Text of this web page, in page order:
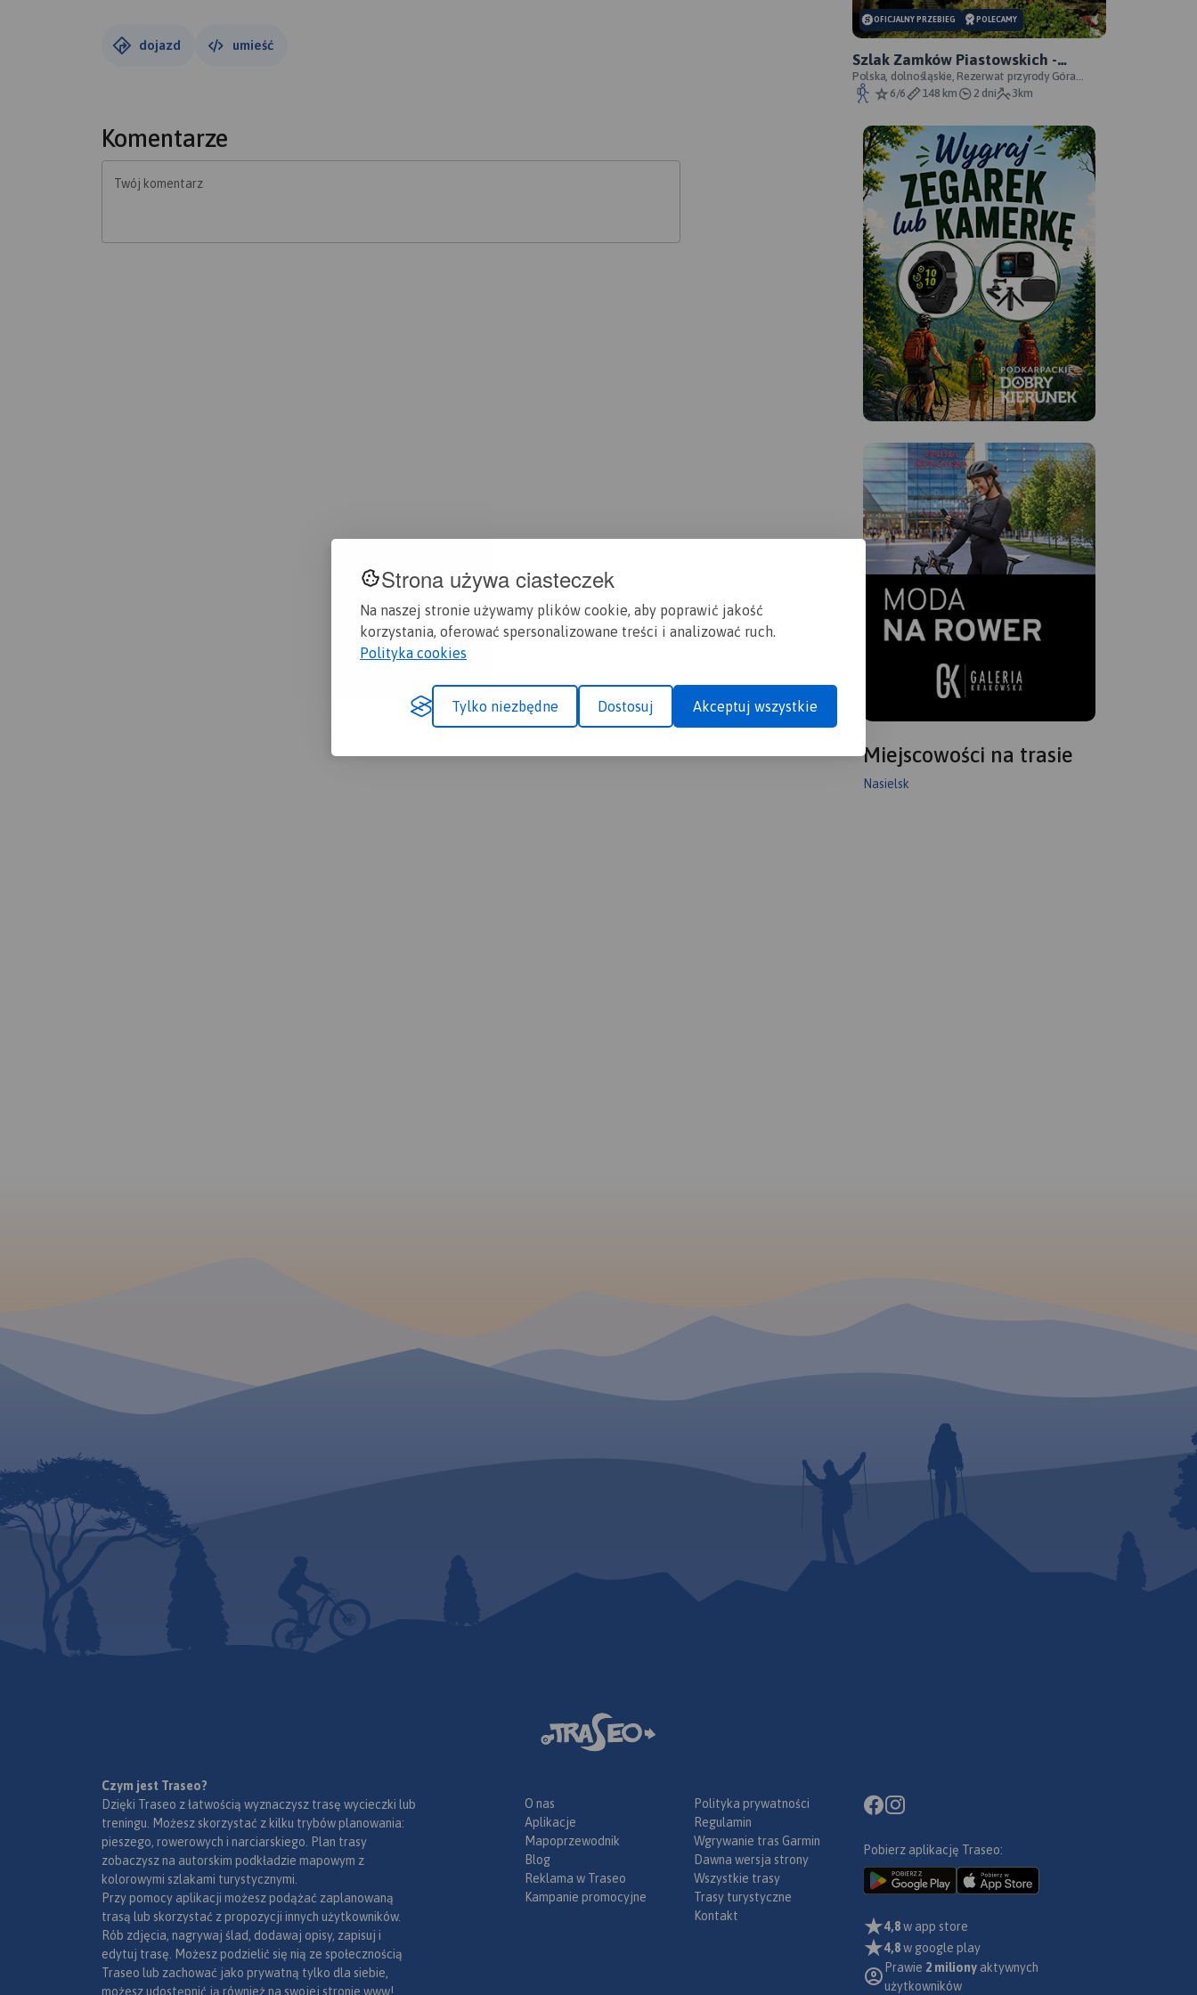
Strona używa ciasteczek
Na naszej stronie używamy plików cookie, aby poprawić jakość
korzystania, oferować spersonalizowane treści i analizować ruch.
Polityka cookies
Tylko niezbędne Dostosuj Akceptuj wszystkie
dojazd umieść
Komentarze
Twój komentarz
OFICJALNY PRZEBIEG POLECAMY
Szlak Zamków Piastowskich -
oficjalny przebieg
Polska, dolnośląskie, Rezerwat przyrody Góra
Choina, Zagórze Śląskie, powiat wałbrzyski
6/6 148 km 2 dni 3km
Miejscowości na trasie
Nasielsk
Czym jest Traseo?
Dzięki Traseo z łatwością wyznaczysz trasę wycieczki lub
treningu. Możesz skorzystać z kilku trybów planowania:
pieszego, rowerowych i narciarskiego. Plan trasy
zobaczysz na autorskim podkładzie mapowym z
kolorowymi szlakami turystycznymi.
Przy pomocy aplikacji możesz podążać zaplanowaną
trasą lub skorzystać z propozycji innych użytkowników.
Rób zdjęcia, nagrywaj ślad, dodawaj opisy, zapisuj i
edytuj trasę. Możesz podzielić się nią ze społecznością
Traseo lub zachować jako prywatną tylko dla siebie,
możesz udostępnić ją również na swojej stronie www!
O nas
Aplikacje
Mapoprzewodnik
Blog
Reklama w Traseo
Kampanie promocyjne
Polityka prywatności
Regulamin
Wgrywanie tras Garmin
Dawna wersja strony
Wszystkie trasy
Trasy turystyczne
Kontakt
Pobierz aplikację Traseo:
4,8w app store
4,8w google play
Prawie 2 miliony aktywnych
użytkowników